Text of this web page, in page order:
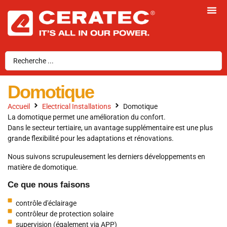
Domotique
Accueil Electrical Installations
Domotique
La domotique permet une amélioration du confort.
Dans le secteur tertiaire, un avantage supplémentaire est une plus
grande flexibilité pour les adaptations et rénovations.
Nous suivons scrupuleusement les derniers développements en
matière de domotique.
Ce que nous faisons
contrôle d'éclairage
contrôleur de protection solaire
supervision (également via APP)